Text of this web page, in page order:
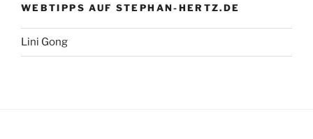
WEBTIPPS AUF STEPHAN-HERTZ.DE
Lini Gong